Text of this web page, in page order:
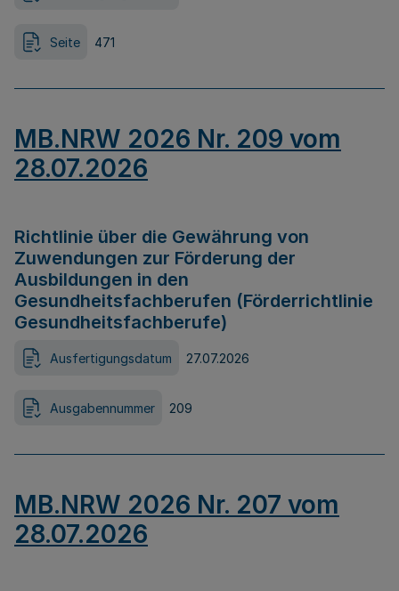
Seite 471
MB.NRW 2026 Nr. 209 vom
28.07.2026
Richtlinie über die Gewährung von
Zuwendungen zur Förderung der
Ausbildungen in den
Gesundheitsfachberufen (Förderrichtlinie
Gesundheitsfachberufe)
Ausfertigungsdatum 27.07.2026
Ausgabennummer 209
MB.NRW 2026 Nr. 207 vom
28.07.2026